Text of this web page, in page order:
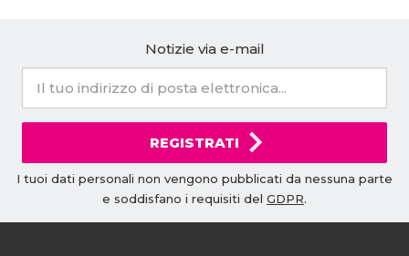
Notizie via e-mail
REGISTRATI
I tuoi dati personali non vengono pubblicati da nessuna parte
e soddisfano i requisiti del GDPR.